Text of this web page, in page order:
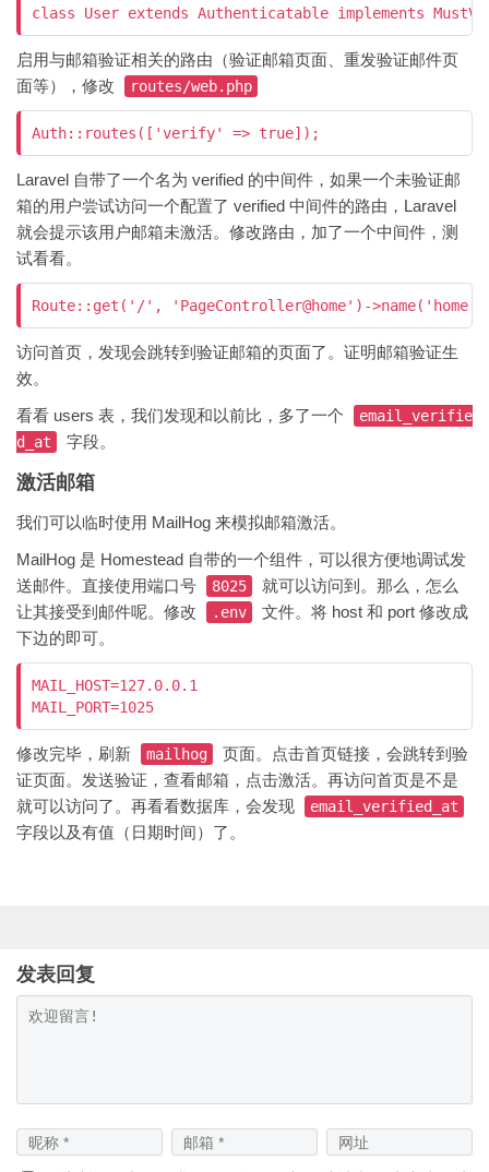
启用与邮箱验证相关的路由（验证邮箱页面、重发验证邮件页
面等），修改
routes/web.php
Laravel 自带了一个名为 verified 的中间件，如果一个未验证邮
箱的用户尝试访问一个配置了 verified 中间件的路由，Laravel
就会提示该用户邮箱未激活。修改路由，加了一个中间件，测
试看看。
访问首页，发现会跳转到验证邮箱的页面了。证明邮箱验证生
效。
看看 users 表，我们发现和以前比，多了一个
email_verifie
d_at
字段。
激活邮箱
我们可以临时使用 MailHog 来模拟邮箱激活。
MailHog 是 Homestead 自带的一个组件，可以很方便地调试发
送邮件。直接使用端口号
8025
就可以访问到。那么，怎么
让其接受到邮件呢。修改
.env
文件。将 host 和 port 修改成
下边的即可。
MAIL_HOST=127.0.0.1
修改完毕，刷新 mailhog
页面。点击首页链接，会跳转到验
证页面。发送验证，查看邮箱，点击激活。再访问首页是不是
就可以访问了。再看看数据库，会发现
email_verified_at
字段以及有值（日期时间）了。
发表回复